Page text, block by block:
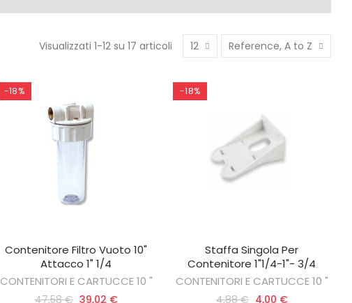
Visualizzati 1-12 su 17 articoli 12 Reference, A to Z
-18%
AGGIUNGI AL CARRELLO
Contenitore Filtro Vuoto 10"
Attacco 1" 1/4
CONTENITORI E CARTUCCE 10 "
47,58 € 39,02 €
-18%
AGGIUNGI AL CARRELLO
Staffa Singola Per
Contenitore 1"1/4-1"- 3/4
CONTENITORI E CARTUCCE 10 "
4,88 € 4,00 €